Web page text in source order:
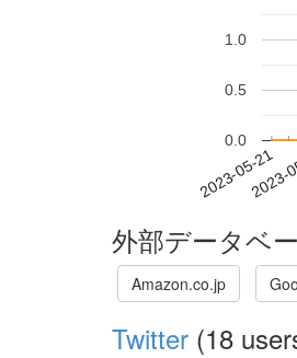
2023-05-21
0.0
0.5
1.0
外部データベ
Amazon.co.jp
Twitter (18